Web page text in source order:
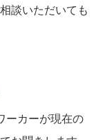
談いただいても
ーカーが現在の